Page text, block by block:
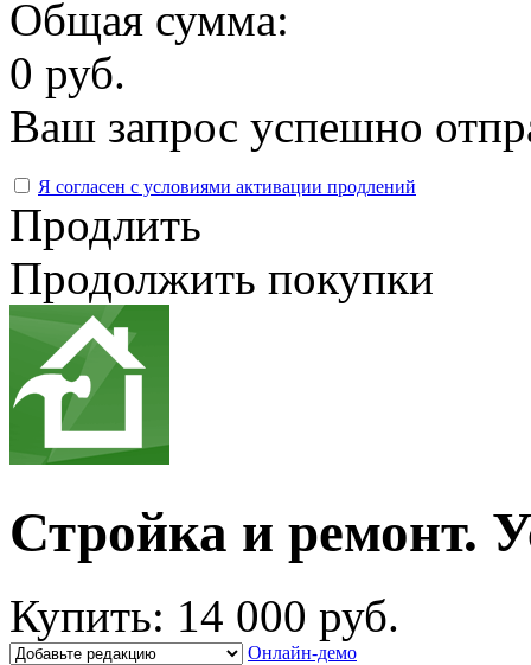
Общая сумма:
0 руб.
Ваш запрос успешно
Я согласен с условиями активации продлений
Продлить
Продолжить покупки
Стройка и ремонт.
Купить: 14 000 руб.
Онлайн-демо